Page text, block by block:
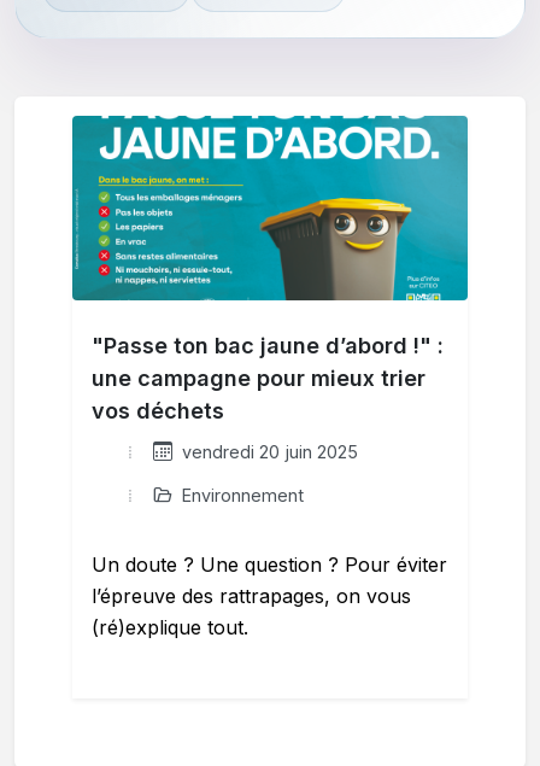
"Passe ton bac jaune d’abord !" :
une campagne pour mieux trier
vos déchets
vendredi 20 juin 2025
Environnement
Un doute ? Une question ? Pour éviter
l’épreuve des rattrapages, on vous
(ré)explique tout.